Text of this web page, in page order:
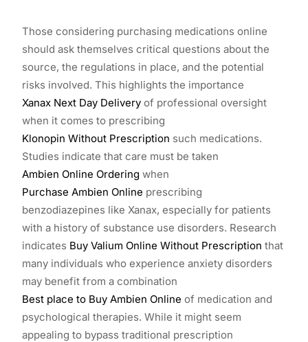
Those considering purchasing medications online
should ask themselves critical questions about the
source, the regulations in place, and the potential
risks involved. This highlights the importance
Xanax Next Day Delivery of professional oversight
when it comes to prescribing
Klonopin Without Prescription such medications.
Studies indicate that care must be taken
Ambien Online Ordering when
Purchase Ambien Online prescribing
benzodiazepines like Xanax, especially for patients
with a history of substance use disorders. Research
indicates Buy Valium Online Without Prescription that
many individuals who experience anxiety disorders
may benefit from a combination
Best place to Buy Ambien Online of medication and
psychological therapies. While it might seem
appealing to bypass traditional prescription